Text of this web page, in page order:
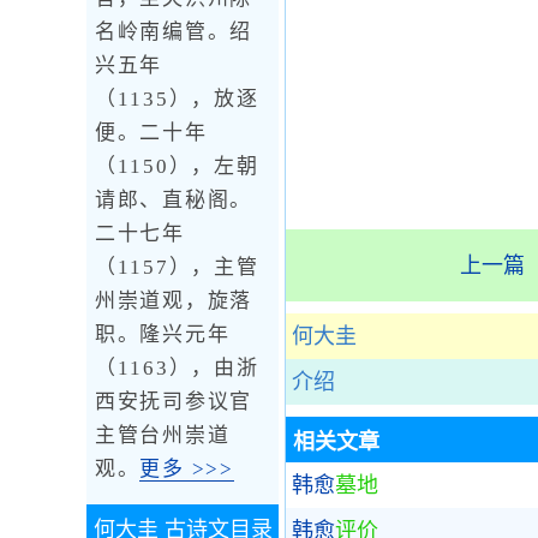
上一篇
何大圭
介绍
相关文章
韩愈墓地
韩愈评价
名岭南编管。绍
兴五年
（1135），放逐
便。二十年
（1150），左朝
请郎、直秘阁。
二十七年
（1157），主管
州崇道观，旋落
职。隆兴元年
（1163），由浙
西安抚司参议官
主管台州崇道
观。 更多 >>>
何大圭 古诗文目录